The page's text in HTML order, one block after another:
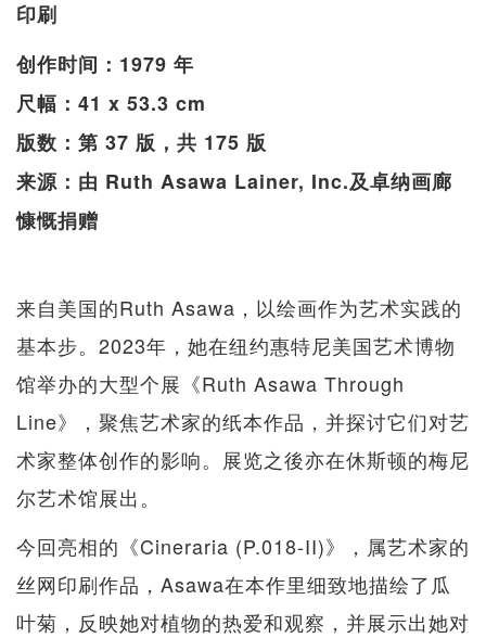
印刷
创作时间：1979 年
尺幅：41 x 53.3 cm
版数：第 37 版，共 175 版
来源：由 Ruth Asawa Lainer, Inc.及卓纳画廊
慷慨捐赠
来自美国的Ruth Asawa，以绘画作为艺术实践的
基本步。2023年，她在纽约惠特尼美国艺术博物
馆举办的大型个展《Ruth Asawa Through
Line》，聚焦艺术家的纸本作品，并探讨它们对艺
术家整体创作的影响。展览之後亦在休斯顿的梅尼
尔艺术馆展出。
今回亮相的《Cineraria (P.018-II)》，属艺术家的
丝网印刷作品，Asawa在本作里细致地描绘了瓜
叶菊，反映她对植物的热爱和观察，并展示出她对